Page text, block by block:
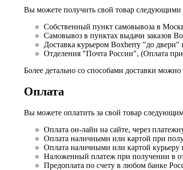
Вы можете получить свой товар следующими
Собственный пункт самовывоза в
Самовывоз в пунктах выдачи заказов
Доставка курьером Boxberry "до
Отделения "Почта России", (Оплата
Более детально со способами доставки можно
Оплата
Вы можете оплатить за свой товар
Оплата он-лайн на сайте, через
Оплата наличными или картой при
Оплата наличными или картой курьеру
Наложенный платеж при получении в
Предоплата по счету в любом банке